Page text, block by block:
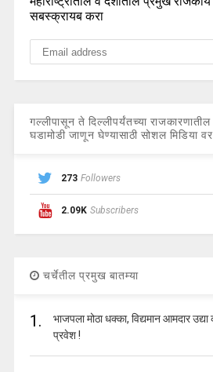
सबस्क्रायब करा
गल्लीपासून ते दिल्लीपर्यंतच्या राजकारणातील
घडामोडी जाणून घेण्यासाठी सोशल मिडिया
273 Followers
2.09K Subscribers
चर्चेतील प्रमुख बातम्या
1.
भाजपला मोठा धक्का, विद्यमान आमदार उद्या
प्रवेश !